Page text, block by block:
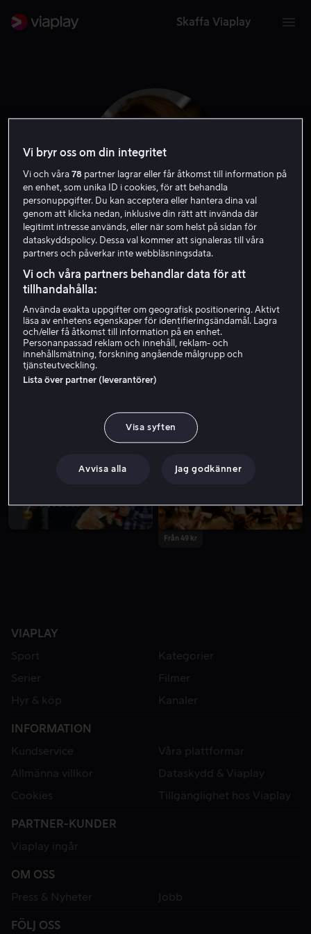
Skaffa Viaplay
Marnie McPhail
Från 49 kr
Från 49 kr
VIAPLAY
Sport
Kategorier
Serier
Filmer
Hyr & köp
Kanaler
INFORMATION
Kundservice
Våra plattformar
Allmänna villkor
Dataskydd & Viaplay
Cookies
Tillgänglighet hos Viaplay
PARTNER-KUNDER
Viaplay ingår
OM OSS
Press & Nyheter
Jobb
FÖLJ OSS
Vi bryr oss om din integritet
Vi och våra78 partner lagrar eller får åtkomst till information på
en enhet, som unika ID i cookies, för att behandla
personuppgifter. Du kan acceptera eller hantera dina val
genom att klicka nedan, inklusive din rätt att invända där
legitimt intresse används, eller när som helst på sidan för
dataskyddspolicy. Dessa val kommer att signaleras till våra
partners och påverkar inte webbläsningsdata.
Vi och våra partners behandlar data för att
tillhandahålla:
Använda exakta uppgifter om geografisk positionering. Aktivt
läsa av enhetens egenskaper för identifieringsändamål. Lagra
och/eller få åtkomst till information på en enhet.
Personanpassad reklam och innehåll, reklam- och
innehållsmätning, forskning angående målgrupp och
tjänsteutveckling.
Lista över partner (leverantörer)
Visa syften
Avvisa alla Jag godkänner